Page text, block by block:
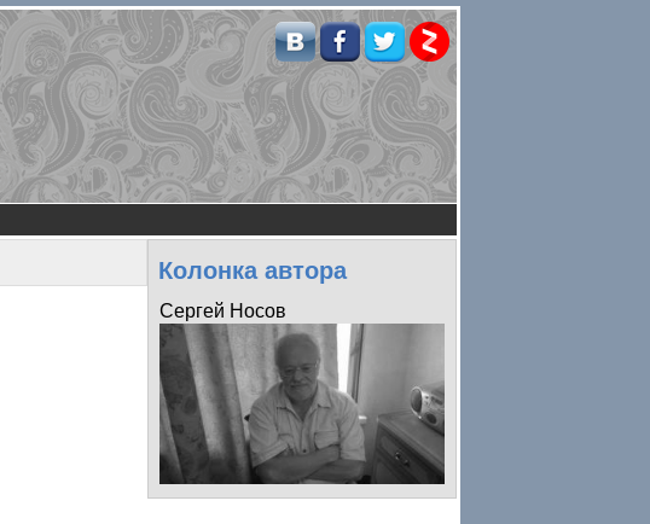
Колонка автора
Сергей Носов